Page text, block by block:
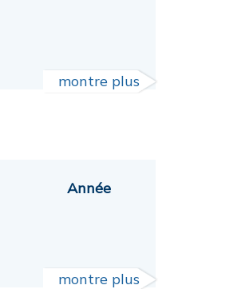
montre plus
Année
montre plus